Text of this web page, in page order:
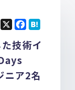
技術イ
ニア2名
a
ce
b
o
at
n
a